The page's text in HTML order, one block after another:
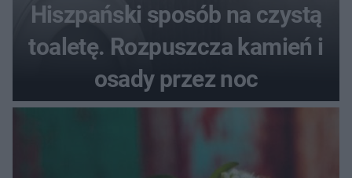
Hiszpański sposób na czystą
toaletę. Rozpuszcza kamień i
osady przez noc